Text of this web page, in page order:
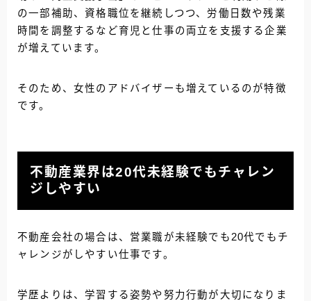
の一部補助、資格職位を継続しつつ、労働日数や残業
時間を調整するなど育児と仕事の両立を支援する企業
が増えています。
そのため、女性のアドバイザーも増えているのが特徴
です。
不動産業界は20代未経験でもチャレン
ジしやすい
不動産会社の場合は、営業職が未経験でも20代でもチ
ャレンジがしやすい仕事です。
学歴よりは、学習する姿勢や努力行動が大切になりま